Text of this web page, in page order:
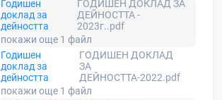
Годишен
доклад за
дейността
ГОДИШЕН ДОКЛАД ЗА
ДЕЙНОСТТА -
2023г..pdf
покажи още 1 файл
Годишен
доклад за
дейността
ГОДИШЕН ДОКЛАД
ЗА
ДЕЙНОСТТА-2022.pdf
покажи още 1 файл